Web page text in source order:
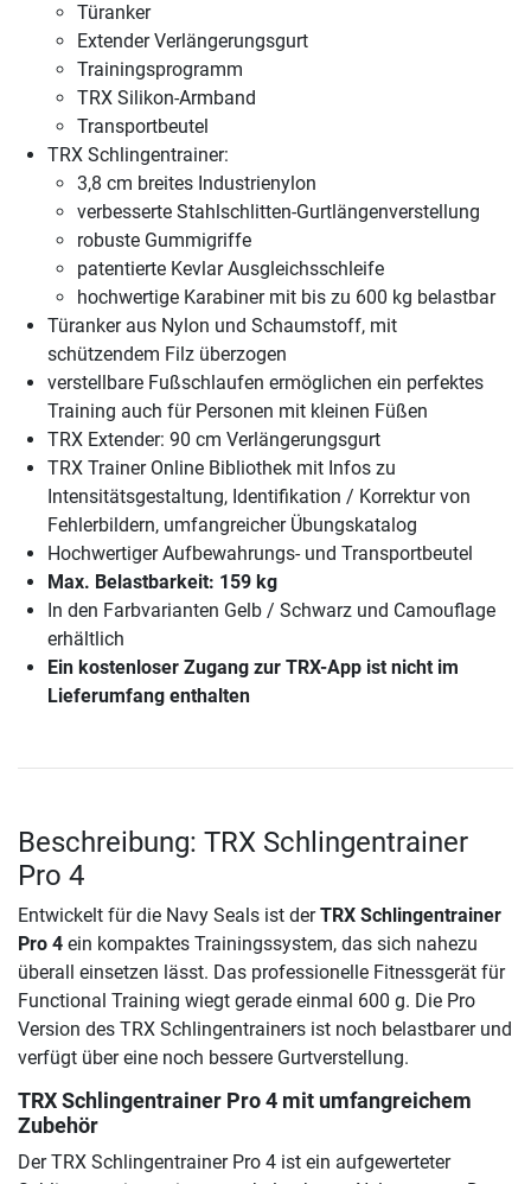
Türanker
Extender Verlängerungsgurt
Trainingsprogramm
TRX Silikon-Armband
Transportbeutel
TRX Schlingentrainer:
3,8 cm breites Industrienylon
verbesserte Stahlschlitten-Gurtlängenverstellung
robuste Gummigriffe
patentierte Kevlar Ausgleichsschleife
hochwertige Karabiner mit bis zu 600 kg belastbar
Türanker aus Nylon und Schaumstoff, mit
schützendem Filz überzogen
verstellbare Fußschlaufen ermöglichen ein perfektes
Training auch für Personen mit kleinen Füßen
TRX Extender: 90 cm Verlängerungsgurt
TRX Trainer Online Bibliothek mit Infos zu
Intensitätsgestaltung, Identifikation / Korrektur von
Fehlerbildern, umfangreicher Übungskatalog
Hochwertiger Aufbewahrungs- und Transportbeutel
Max. Belastbarkeit: 159 kg
In den Farbvarianten Gelb / Schwarz und Camouflage
erhältlich
Ein kostenloser Zugang zur TRX-App ist nicht im
Lieferumfang enthalten
Beschreibung: TRX Schlingentrainer
Pro 4
Entwickelt für die Navy Seals ist derTRX Schlingentrainer
Pro 4 ein kompaktes Trainingssystem, das sich nahezu
überall einsetzen lässt. Das professionelle Fitnessgerät für
Functional Training wiegt gerade einmal 600 g. Die Pro
Version des TRX Schlingentrainers ist noch belastbarer und
verfügt über eine noch bessere Gurtverstellung.
TRX Schlingentrainer Pro 4 mit umfangreichem
Zubehör
Der TRX Schlingentrainer Pro 4 ist ein aufgewerteter